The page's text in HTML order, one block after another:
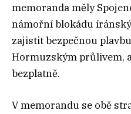
memoranda měly
námořní blokádu
zajistit bezpečnou
Hormuzským průlivem,
bezplatně.
V memorandu se obě